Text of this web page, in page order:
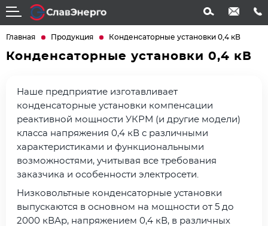
info@slavenergo.com
Главная Продукция Конденсаторные установки 0,4 кВ
Конденсаторные установки 0,4 кВ
Наше предприятие изготавливает
конденсаторные установки компенсации
реактивной мощности УКРМ (и другие модели)
класса напряжения 0,4 кВ с различными
характеристиками и функциональными
возможностями, учитывая все требования
заказчика и особенности электросети.
Низковольтные конденсаторные установки
выпускаются в основном на мощности от 5 до
2000 кВАр, напряжением 0,4 кВ, в различных